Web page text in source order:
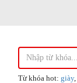
Từ khóa hot: giày,